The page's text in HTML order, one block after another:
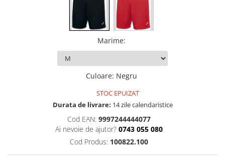
Marime:
Culoare: Negru
STOC EPUIZAT
Durata de livrare: 14 zile calendaristice
Cod EAN: 9997244444077
Ai nevoie de ajutor? 0743 055 080
Cod Produs: 100822.100